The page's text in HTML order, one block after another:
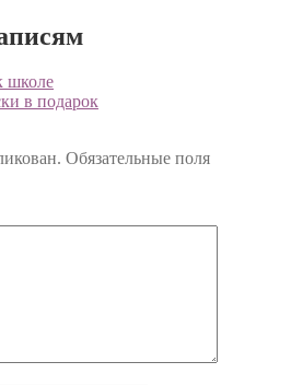
школе
в подарок
Обязательные поля